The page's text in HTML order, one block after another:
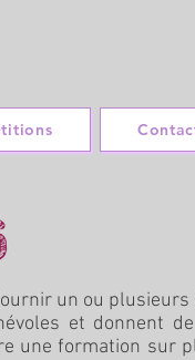
un ou
et donnent
une formation sur